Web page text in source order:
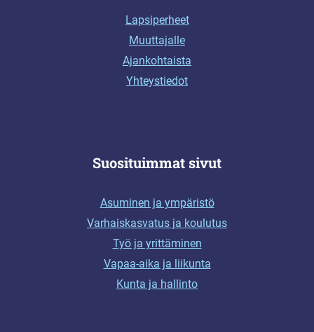
Lapsiperheet
Muuttajalle
Ajankohtaista
Yhteystiedot
Suosituimmat sivut
Asuminen ja ympäristö
Varhaiskasvatus ja koulutus
Työ ja yrittäminen
Vapaa-aika ja liikunta
Kunta ja hallinto